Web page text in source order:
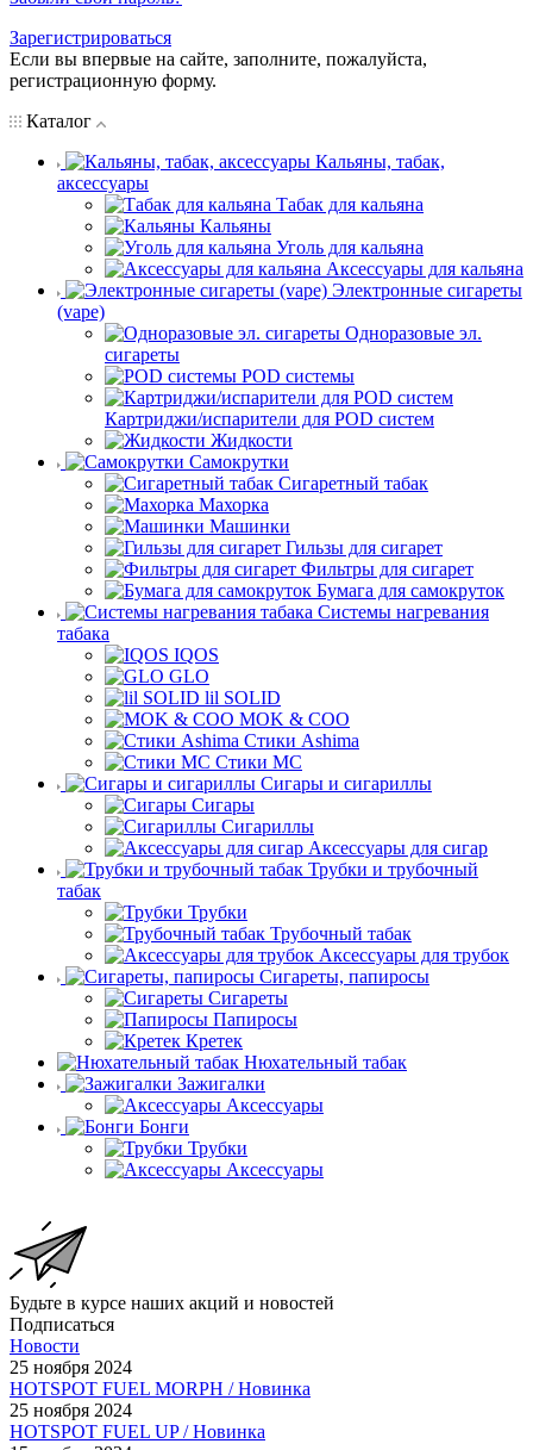
Зарегистрироваться
Если вы впервые на сайте, заполните, пожалуйста,
регистрационную форму.
Каталог
Кальяны, табак,
аксессуары
Табак для кальяна
Кальяны
Уголь для кальяна
Аксессуары для кальяна
Электронные сигареты
(vape)
Одноразовые эл.
сигареты
POD системы
Картриджи/испарители для POD систем
Жидкости
Самокрутки
Сигаретный табак
Махорка
Машинки
Гильзы для сигарет
Фильтры для сигарет
Бумага для самокруток
Системы нагревания
табака
IQOS
GLO
lil SOLID
MOK & COO
Стики Ashima
Стики MC
Сигары и сигариллы
Сигары
Сигариллы
Аксессуары для сигар
Трубки и трубочный
табак
Трубки
Трубочный табак
Аксессуары для трубок
Сигареты, папиросы
Сигареты
Папиросы
Кретек
Нюхательный табак
Зажигалки
Аксессуары
Бонги
Трубки
Аксессуары
Будьте в курсе наших акций и новостей
Подписаться
Новости
25 ноября 2024
HOTSPOT FUEL MORPH / Новинка
25 ноября 2024
HOTSPOT FUEL UP / Новинка